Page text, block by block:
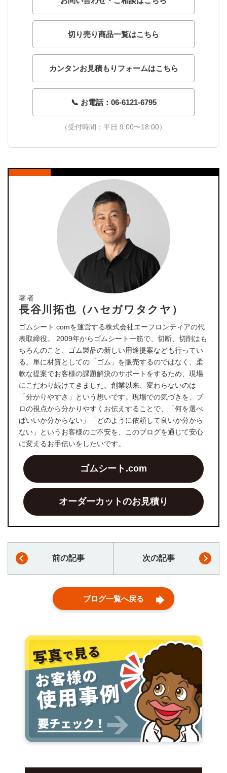
切り売り商品一覧はこちら
カンタンお見積もりフォームはこちら
📞 お電話：06-6121-6795
（受付時間：平日 9:00〜18:00）
著者
長谷川拓也（ハセガワタクヤ）
ゴムシート.comを運営する株式会社エーフロンティアの代
表取締役。 2009年からゴムシート一筋で、切断、切削はも
ちろんのこと、ゴム製品の新しい用途提案なども行ってい
る。単に材質としての「ゴム」を販売するのではなく、柔
軟な提案でお客様の課題解決のサポートをするため、現場
にこだわり続けてきました。創業以来、変わらないのは
「分かりやすさ」という想いです。現場での気づきを、プ
ロの視点から分かりやすくお伝えすることで、「何を選べ
ばいいか分からない」「どのように依頼して良いか分から
ない」というお客様のご不安を、このブログを通じて安心
に変えるお手伝いをしたいです。
ゴムシート.com
オーダーカットのお見積り
前の記事 次の記事
ブログ一覧へ戻る